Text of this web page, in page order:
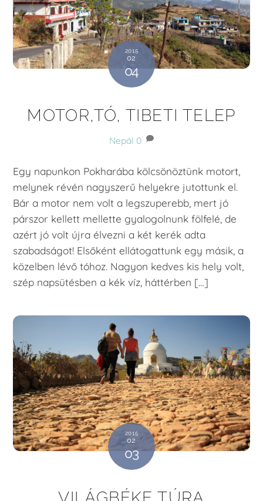
2015
02
04
MOTOR,TÓ, TIBETI TELEP
Nepál 0
Egy napunkon Pokharába kölcsönöztünk motort,
melynek révén nagyszerű helyekre jutottunk el.
Bár a motor nem volt a legszuperebb, mert jó
párszor kellett mellette gyalogolnunk fölfelé, de
azért jó volt újra élvezni a két kerék adta
szabadságot! Elsőként ellátogattunk egy másik, a
közelben lévő tóhoz. Nagyon kedves kis hely volt,
szép napsütésben a kék víz, háttérben […]
2015
02
03